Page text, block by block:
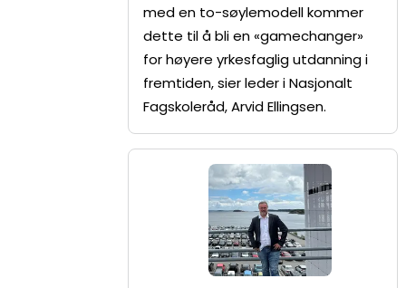
med en to-søylemodell kommer
dette til å bli en «gamechanger»
for høyere yrkesfaglig utdanning i
fremtiden, sier leder i Nasjonalt
Fagskoleråd, Arvid Ellingsen.